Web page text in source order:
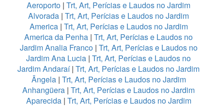
Aeroporto | Trt, Art, Perícias e Laudos no Jardim
Alvorada | Trt, Art, Perícias e Laudos no Jardim
America| Trt, Art, Perícias e Laudos no Jardim
America da Penha | Trt, Art, Perícias e Laudos no
Jardim Analia Franco| Trt, Art, Perícias e Laudos no
Jardim Ana Lucia | Trt, Art, Perícias e Laudos no
Jardim Andaraí| Trt, Art, Perícias e Laudos no Jardim
Ângela| Trt, Art, Perícias e Laudos no Jardim
Anhangüera | Trt, Art, Perícias e Laudos no Jardim
Aparecida| Trt, Art, Perícias e Laudos no Jardim